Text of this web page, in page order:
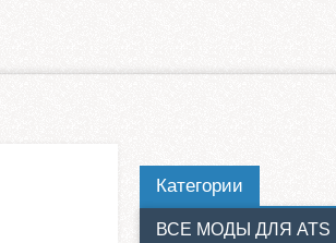
Категории
ВСЕ МОДЫ ДЛЯ ATS